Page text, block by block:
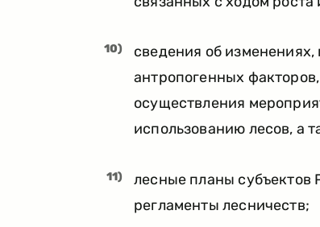
10)
сведения об
антропогенных
осуществления
использованию лесов, а
11)
лесные планы субъектов
регламенты лесничеств;